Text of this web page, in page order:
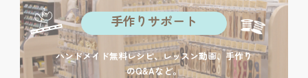
手作りサポート
ハンドメイド無料レシピ、レッスン動画、手作り
のQ&Aなど。